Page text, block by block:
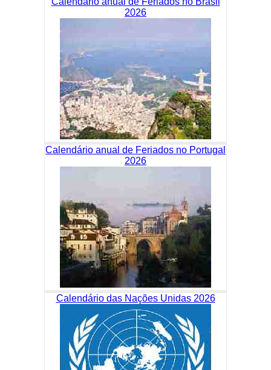
2026
Calendário anual de Feriados no Portugal
2026
Calendário das Nações Unidas 2026